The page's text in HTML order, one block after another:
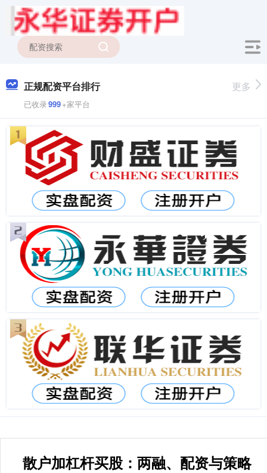
正规配资平台排行
已收录999+家平台
更多
散户加杠杆买股：两融、配资与策略